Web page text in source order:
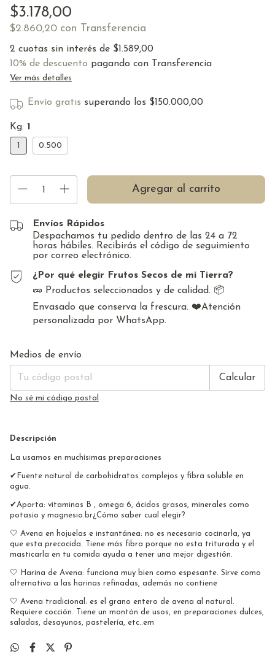
$3.178,00
$2.860,20 con Transferencia
2 cuotas sin interés de $1.589,00
10% de descuento pagando con Transferencia
Ver más detalles
Envío gratis superando los $150.000,00
Kg: 1
1 0.500
Envíos Rápidos
Despachamos tu pedido dentro de las 24 a 72
horas hábiles. Recibirás el código de seguimiento
por correo electrónico.
¿Por qué elegir Frutos Secos de mi Tierra?
🥜 Productos seleccionados y de calidad. 📦
Envasado que conserva la frescura. ❤️Atención
personalizada por WhatsApp.
Entregas para el CP:
Medios de envío
Calcular
No sé mi código postal
Descripción
La usamos en muchísimas preparaciones
✔Fuente natural de carbohidratos complejos y fibra soluble en
agua.
✔Aporta: vitaminas B , omega 6, ácidos grasos, minerales como
potasio y magnesio.br¿Cómo saber cual elegir?
🤍 Avena en hojuelas e instantánea: no es necesario cocinarla, ya
que esta precocida. Tiene más fibra porque no esta triturada y el
masticarla en tu comida ayuda a tener una mejor digestión.
🤍 Harina de Avena: funciona muy bien como espesante. Sirve como
alternativa a las harinas refinadas, además no contiene
🤍 Avena tradicional: es el grano entero de avena al natural.
Requiere cocción. Tiene un montón de usos, en preparaciones dulces,
saladas, desayunos, pastelería, etc..em